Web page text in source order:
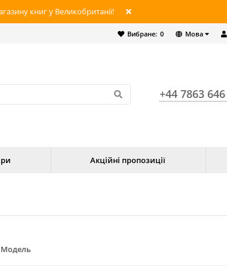
книг у Великобританії!
Мова
Вибране: 0
+44 7863
Акційні пропозиції
Модель